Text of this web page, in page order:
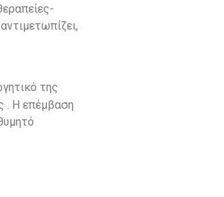
της
. Η επέμβαση